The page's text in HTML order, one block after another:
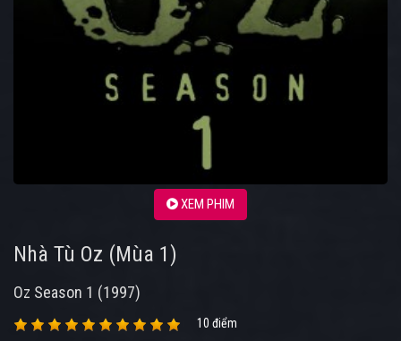
XEM PHIM
Nhà Tù Oz (Mùa 1)
Oz Season 1 (1997)
10 điểm